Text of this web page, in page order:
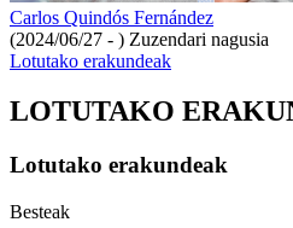
Carlos Quindós Fernández
(2024/06/27 - ) Zuzendari nagusia
Lotutako erakundeak
LOTUTAKO
Lotutako erakundeak
Besteak